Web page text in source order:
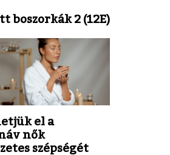
boszorkák 2 (12E)
el a
nők
szépségét